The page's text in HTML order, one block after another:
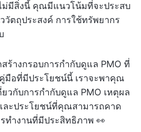
ม่มีสิ่งนี้ คุณมีแนวโน้มที่จะประสบ
ตถุประสงค์ การใช้ทรัพยากร
างกรอบการกำกับดูแล PMO ที่
มือที่มีประโยชน์นี้ เราจะพาคุณ
ยวกับการกำกับดูแล PMO เหตุผล
ะประโยชน์ที่คุณสามารถคาด
ทำงานที่มีประสิทธิภาพ 👀